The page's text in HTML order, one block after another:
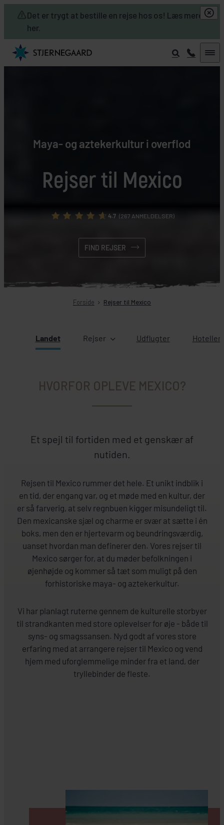
Det er trygt at bestille en rejse hos os! Læs mere
her.
Skip to main content
Rejser til Mexico
Maya- og aztekerkultur i overflod
4.7 (267 ANMELDELSER)
FIND REJSER
Forside Rejser til Mexico
Landet Rejser Udflugter Hoteller
HVORFOR OPLEVE MEXICO?
Et spejl til fortiden med et genskær af
nutiden.
Rejsen til Mexico rummer det hele. Et unikt indblik i
en tid, der engang var, og et møde med en kultur, der
er så farverig, at selv regnbuen kigger misundeligt til.
Den mexicanske sjæl og charme er svær at sætte i én
boks, men den er hjertevarm og beundringsværdig,
uanset hvordan man definerer den. Vores rejser til
Mexico sørger for, at du møder befolkningen i
øjenhøjde og kommer så tæt som muligt på den
forhistoriske maya- og aztekerkultur.
Vi har planlagt ruterne gennem de kulturelle storbyer
til strandkanten med store oplevelser for øje - både til
syns- og smagssansen. Nyd godt af vores store
erfaring med at arrangere rejser til Mexico og vend
hjem med uforglemmelige minder fra et land, der
tryllebinder de fleste.